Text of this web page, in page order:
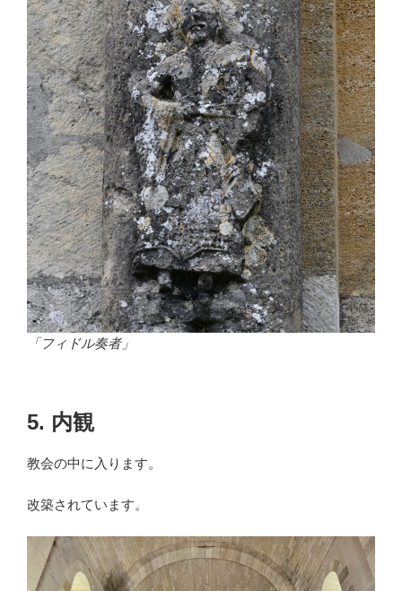
「フィドル奏者」
5. 内観
教会の中に入ります。
改築されています。